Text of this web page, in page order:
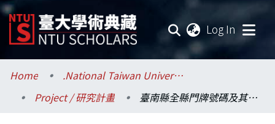
Log In
Communities & Collections
Research Outputs
Home
.National Taiwan University / 國立臺灣大學
Project / 研究計畫
臺南縣全縣門牌號碼及其位置資料調查計畫第2期品質監驗